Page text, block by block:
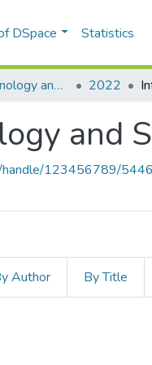
DSpace Statistics
Information Technology and Security 2022
and
handle/123456789/
Author By Title